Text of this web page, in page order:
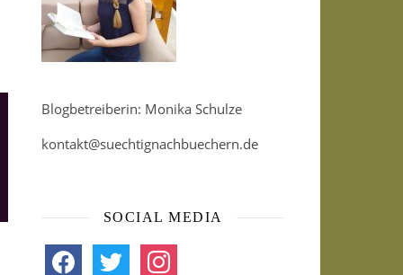
Blogbetreiberin: Monika Schulze
kontakt@suechtignachbuechern.de
SOCIAL MEDIA
facebook twitter instagram